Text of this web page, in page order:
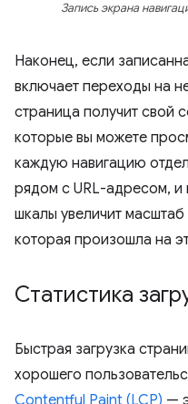
Запись экрана
Наконец, если
включает переходы на
страница получит свой
которые вы можете
каждую навигацию
рядом с URL-адресом, и
шкалы увеличит
которая произошла на
Статистика
Быстрая загрузка
хорошего